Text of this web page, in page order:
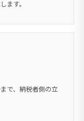
ます。
で、納税者側の立